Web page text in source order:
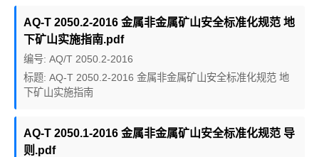
AQ-T 2050.2-2016 金属非金属矿山安全标准化规范 地
下矿山实施指南.pdf
编号: AQ/T 2050.2-2016
标题: AQ-T 2050.2-2016 金属非金属矿山安全标准化规范 地
下矿山实施指南
AQ-T 2050.1-2016 金属非金属矿山安全标准化规范 导
则.pdf